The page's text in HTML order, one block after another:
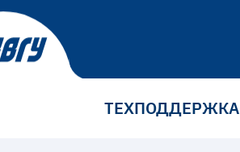
ТЕХПОДДЕРЖКА